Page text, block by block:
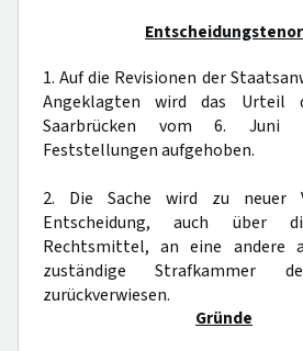
Entscheidungstenor
1. Auf die Revisionen der
Angeklagten wird das Urteil
Saarbrücken vom 6.
Feststellungen aufgehoben.
2. Die Sache wird zu neuer
Entscheidung, auch über
Rechtsmittel, an eine andere
zuständige Strafkammer
zurückverwiesen.
Gründe